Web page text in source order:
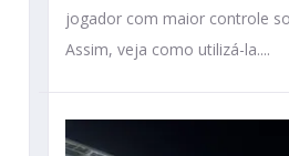
jogador com maior controle
Assim, veja como utilizá-la....